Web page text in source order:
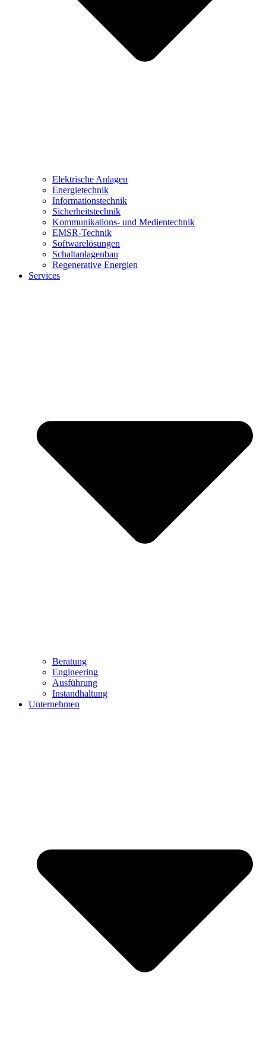
Elektrische Anlagen
Energietechnik
Informationstechnik
Sicherheitstechnik
Kommunikations- und Medientechnik
EMSR-Technik
Softwarelösungen
Schaltanlagenbau
Regenerative Energien
Services
Beratung
Engineering
Ausführung
Instandhaltung
Unternehmen